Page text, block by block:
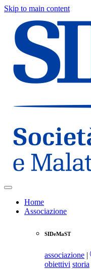
Skip to main content
Home
Associazione
SIDeMaST
associazione |
obiettivi storia